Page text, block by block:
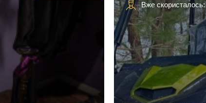
масаж
1 ос. / 110 хв/
масаж
Вже